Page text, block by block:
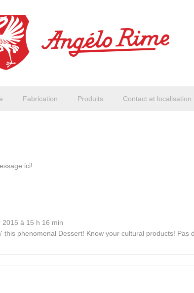
Fabrication Produits Contact et localisation
ici!
2015 à 15 h 16 min
this phenomenal Dessert! Know your cultural products! Pas